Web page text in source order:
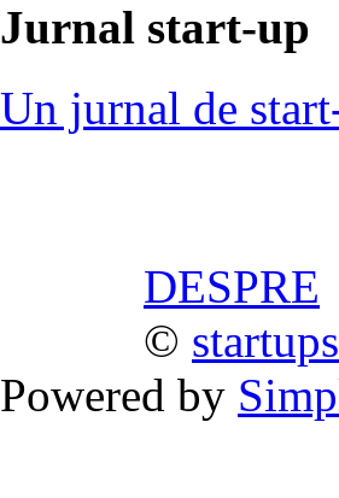
Jurnal start-up
Un jurnal de
DESPRE
©
Powered by